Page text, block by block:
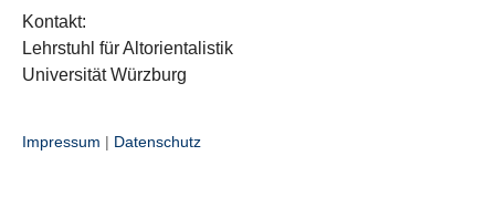
Kontakt:
Lehrstuhl für Altorientalistik
Universität Würzburg
Impressum | Datenschutz